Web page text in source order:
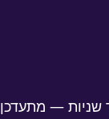
שניות — מתעדכן